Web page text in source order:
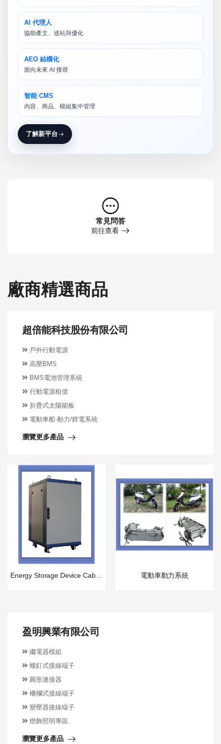
AI 代理人
協助產文、巡站與優化
AEO 結構化
面向未來 AI 搜尋
智能 CMS
內容、商品、模組集中管理
了解新平台
常見問答
前往查看
廠商精選商品
超倍能科技股份有限公司
戶外行動電源
高壓BMS
BMS電池管理系統
行動電源租借
折疊式太陽能板
電動車船-動力/鋰電系統
瀏覽更多產品
Energy Storage Device Cabinet 電動車動力系統
盈明興業有限公司
繼電器模組
螺釘式接線端子
圓形連接器
柵欄式接線端子
變壓器接線端子
燈飾照明專區
瀏覽更多產品